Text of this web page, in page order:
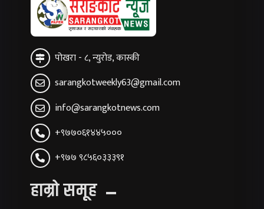
पोखरा - ८, न्युरोड, कास्की
sarangkotweekly63@gmail.com
info@sarangkotnews.com
+९७७०६१४४५०००
+९७७ ९८५६०३३३९१
हाम्रो समूह